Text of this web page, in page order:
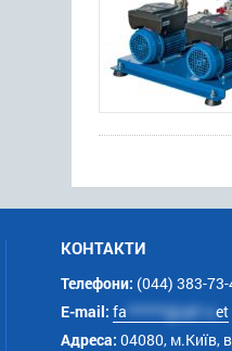
КОНТАКТИ
Телефони: (044) 383-
E-mail: fa ******@uk*.net
Адреса: 04080, м.Київ,